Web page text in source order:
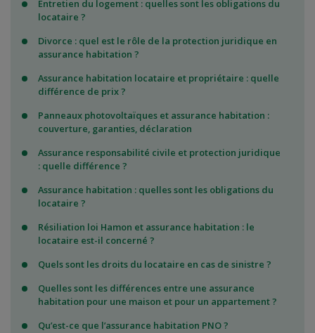
Entretien du logement : quelles sont les obligations du
locataire ?
Divorce : quel est le rôle de la protection juridique en
assurance habitation ?
Assurance habitation locataire et propriétaire : quelle
différence de prix ?
Panneaux photovoltaïques et assurance habitation :
couverture, garanties, déclaration
Assurance responsabilité civile et protection juridique
: quelle différence ?
Assurance habitation : quelles sont les obligations du
locataire ?
Résiliation loi Hamon et assurance habitation : le
locataire est-il concerné ?
Quels sont les droits du locataire en cas de sinistre ?
Quelles sont les différences entre une assurance
habitation pour une maison et pour un appartement ?
Qu’est-ce que l’assurance habitation PNO ?